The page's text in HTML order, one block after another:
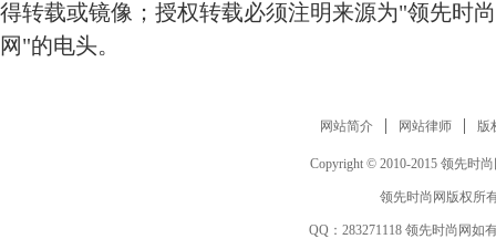
得转载或镜像；授权转载必须注明来源为"领先时
网"的电头。
网站简介 网站律师 版
Copyright © 2010-2015 领先时尚
领先时尚网版权所
QQ： 283271118领先时尚网如